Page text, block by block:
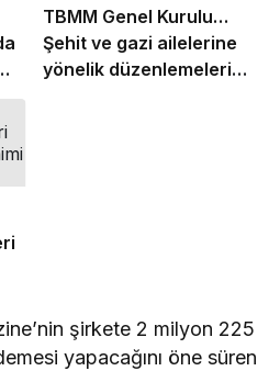
TBMM Genel Kurulu…
Şehit ve gazi ailelerine
yönelik düzenlemeleri
şirkete 2 milyon 225
yapacağını öne süren